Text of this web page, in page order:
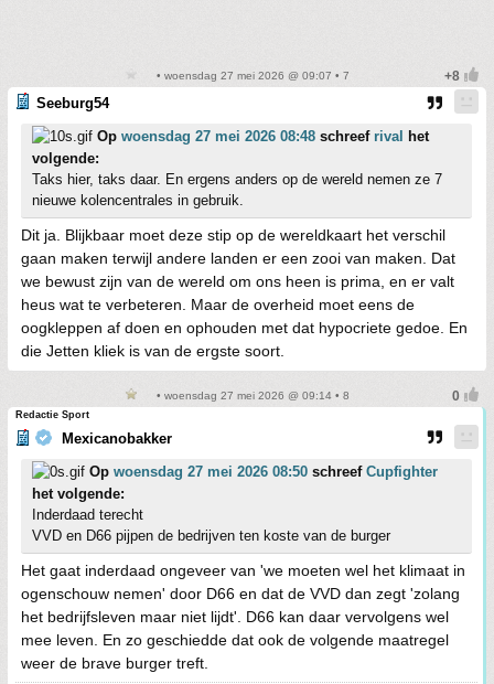
• woensdag 27 mei 2026 @ 09:07 • 7
Seeburg54
Op woensdag 27 mei 2026 08:48 schreef rival
het
volgende:
Taks hier, taks daar. En ergens anders op de wereld nemen ze 7
nieuwe kolencentrales in gebruik.
Dit ja. Blijkbaar moet deze stip op de wereldkaart het verschil
gaan maken terwijl andere landen er een zooi van maken. Dat
we bewust zijn van de wereld om ons heen is prima, en er valt
heus wat te verbeteren. Maar de overheid moet eens de
oogkleppen af doen en ophouden met dat hypocriete gedoe. En
die Jetten kliek is van de ergste soort.
• woensdag 27 mei 2026 @ 09:14 • 8
Redactie Sport
Mexicanobakker
Op woensdag 27 mei 2026 08:50 schreef Cupfighter
het volgende:
Inderdaad terecht
VVD en D66 pijpen de bedrijven ten koste van de burger
Het gaat inderdaad ongeveer van 'we moeten wel het klimaat in
ogenschouw nemen' door D66 en dat de VVD dan zegt 'zolang
het bedrijfsleven maar niet lijdt'. D66 kan daar vervolgens wel
mee leven. En zo geschiedde dat ook de volgende maatregel
weer de brave burger treft.